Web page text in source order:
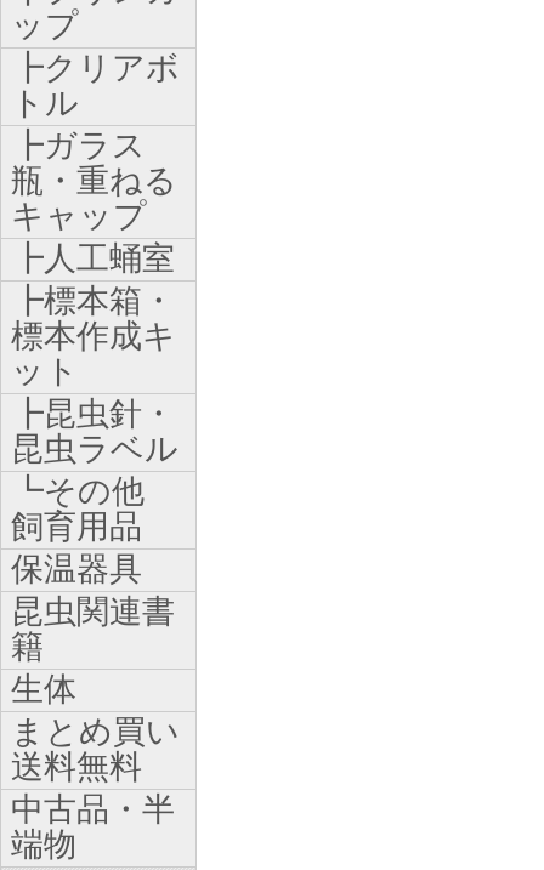
ップ
┣クリアボ
トル
┣ガラス
瓶・重ねる
キャップ
┣人工蛹室
┣標本箱・
標本作成キ
ット
┣昆虫針・
昆虫ラベル
┗その他
飼育用品
保温器具
昆虫関連書
籍
生体
まとめ買い
送料無料
中古品・半
端物